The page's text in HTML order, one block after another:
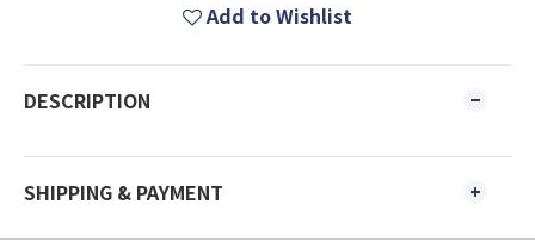
Add to Wishlist
DESCRIPTION
SHIPPING & PAYMENT